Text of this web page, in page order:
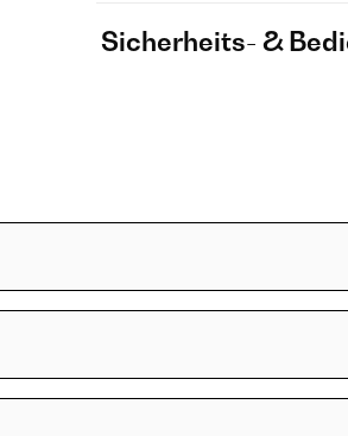
Sicherheits- &